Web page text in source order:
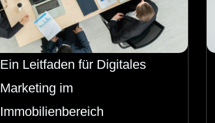
Ein Leitfaden für Digitales
Marketing im
Immobilienbereich